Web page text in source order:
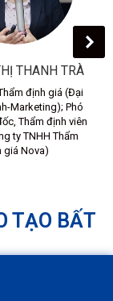
THANH TRÀ
định giá (Đại
Marketing); Phó
Thẩm định viên
ty TNHH Thẩm
giá Nova)
TẠO BẤT